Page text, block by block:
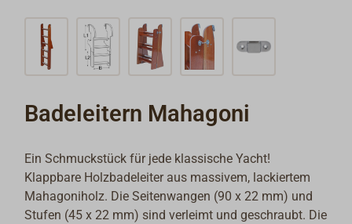
Badeleitern Mahagoni
Ein Schmuckstück für jede klassische Yacht!
Klappbare Holzbadeleiter aus massivem, lackiertem
Mahagoniholz. Die Seitenwangen (90 x 22 mm) und
Stufen (45 x 22 mm) sind verleimt und geschraubt. Die